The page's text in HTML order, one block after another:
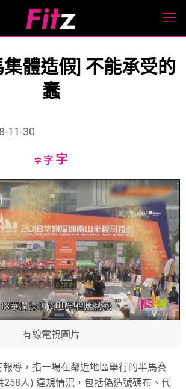
集體造假] 不能承受的
蠢
11-30
字Decrease
size.
字Reset
size.
字Increase
size.
有線電視圖片
報導，指一場在鄰近地區舉行的半馬賽
258人) 違規情況，包括偽造號碼布、代